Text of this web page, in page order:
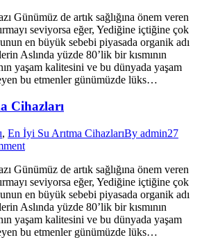
Günümüz de artık sağlığına önem veren
seviyorsa eğer, Yediğine içtiğine çok
en büyük sebebi piyasada organik adı
Aslında yüzde 80’lik bir kısmının
yaşam kalitesini ve bu dünyada yaşam
bu etmenler günümüzde lüks…
Cihazları
, En İyi Su Arıtma CihazlarıBy admin27
Günümüz de artık sağlığına önem veren
seviyorsa eğer, Yediğine içtiğine çok
en büyük sebebi piyasada organik adı
Aslında yüzde 80’lik bir kısmının
yaşam kalitesini ve bu dünyada yaşam
bu etmenler günümüzde lüks…